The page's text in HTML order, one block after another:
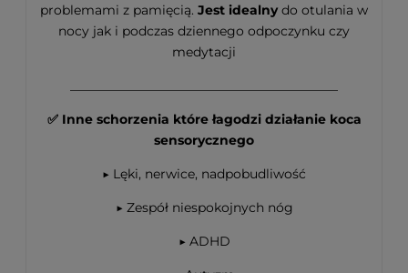
problemami z pamięcią. Jest idealnydo otulania w
nocy jak i podczas dziennego odpoczynku czy
medytacji
✅ Inne schorzenia które łagodzi działanie koca
sensorycznego
▶ Lęki, nerwice, nadpobudliwość
▶ Zespół niespokojnych nóg
▶ ADHD